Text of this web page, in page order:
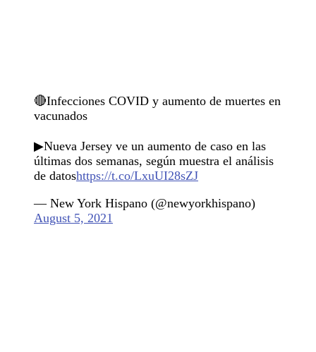
🔴Infecciones COVID y aumento de muertes en
vacunados
▶Nueva Jersey ve un aumento de caso en las
últimas dos semanas, según muestra el análisis
de datoshttps://t.co/LxuUI28sZJ
— New York Hispano (@newyorkhispano)
August 5, 2021